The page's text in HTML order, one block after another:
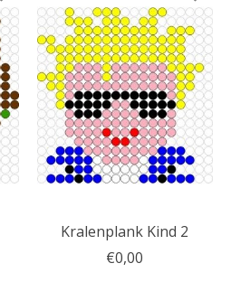
Kralenplank Kind 2
€0,00